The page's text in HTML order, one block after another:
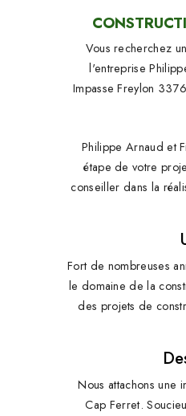
Vous recherchez
l'entreprise
Impasse Freylon
Philippe Arnaud et
étape de votre
conseiller dans la
Fort de nombreuses
le domaine de la
des projets de
Nous attachons une
Cap Ferret.